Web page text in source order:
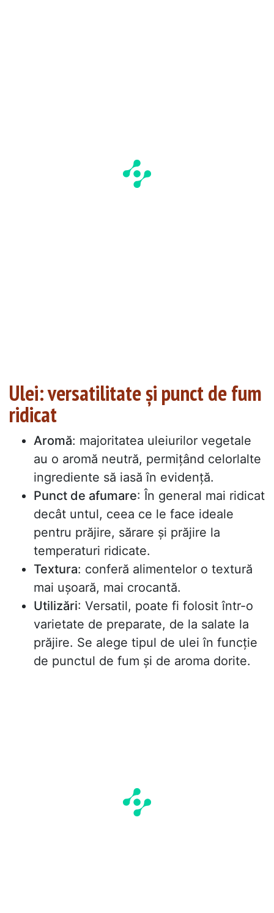
Ulei: versatilitate și punct de fum
ridicat
Aromă: majoritatea uleiurilor vegetale
au o aromă neutră, permițând celorlalte
ingrediente să iasă în evidență.
Punct de afumare: În general mai ridicat
decât untul, ceea ce le face ideale
pentru prăjire, sărare și prăjire la
temperaturi ridicate.
Textura: conferă alimentelor o textură
mai ușoară, mai crocantă.
Utilizări: Versatil, poate fi folosit într-o
varietate de preparate, de la salate la
prăjire. Se alege tipul de ulei în funcție
de punctul de fum și de aroma dorite.